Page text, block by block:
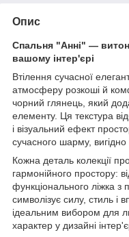
Опис
Спальня "Анні" —
вашому інтер'єрі
Втілення сучасної
атмосферу розкоші й
чорний глянець, який
елементу. Ця текстура
і візуальний ефект
сучасного шарму,
Кожна деталь колекції
гармонійного простору:
функціонального ліжка
символізує силу, стиль і
ідеальним вибором для
характер у дизайні